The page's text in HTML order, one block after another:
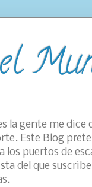
la gente me
Este Blog
puertos de
del que